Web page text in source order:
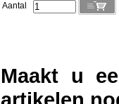
Aantal
Maakt u